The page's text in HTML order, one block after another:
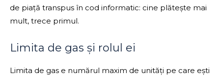
de piață transpus în cod informatic: cine plătește mai
mult, trece primul.
Limita de gas și rolul ei
Limita de gas e numărul maxim de unități pe care ești